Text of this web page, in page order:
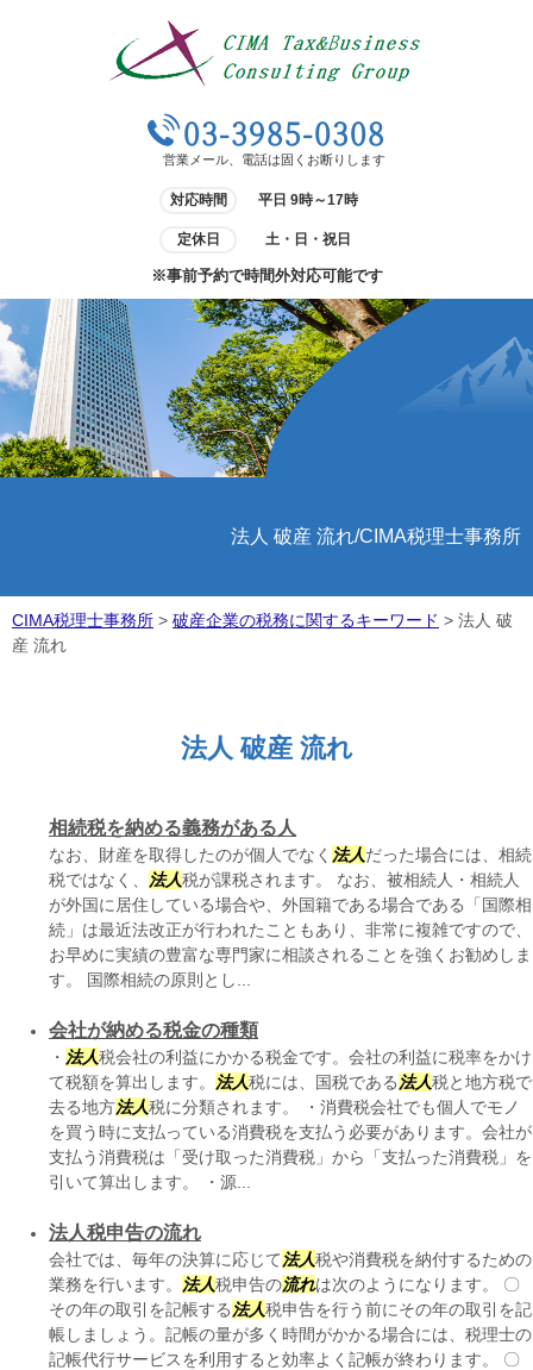
03-3985-0308
営業メール、電話は固くお断りします
対応時間 平日 9時～17時
定休日 土・日・祝日
※事前予約で時間外対応可能です
法人 破産 流れ/CIMA税理士事務所
CIMA税理士事務所 > 破産企業の税務に関するキーワード > 法人 破
産 流れ
法人 破産 流れ
相続税を納める義務がある人
なお、財産を取得したのが個人でなく 法人だった場合には、相続
税ではなく、
法人税が課税されます。 なお、被相続人・相続人
が外国に居住している場合や、外国籍である場合である「国際相
続」は最近法改正が行われたこともあり、非常に複雑ですので、
お早めに実績の豊富な専門家に相談されることを強くお勧めしま
す。 国際相続の原則とし...
会社が納める税金の種類
・ 法人税会社の利益にかかる税金です。会社の利益に税率をかけ
て税額を算出します。
法人税には、国税である 法人税と地方税で
去る地方法人税に分類されます。 ・消費税会社でも個人でモノ
を買う時に支払っている消費税を支払う必要があります。会社が
支払う消費税は「受け取った消費税」から「支払った消費税」を
引いて算出します。 ・源...
法人税申告の流れ
会社では、毎年の決算に応じて 法人税や消費税を納付するための
業務を行います。
法人税申告の流れは次のようになります。 〇
その年の取引を記帳する 法人税申告を行う前にその年の取引を記
帳しましょう。記帳の量が多く時間がかかる場合には、税理士の
記帳代行サービスを利用すると効率よく記帳が終わります。 〇